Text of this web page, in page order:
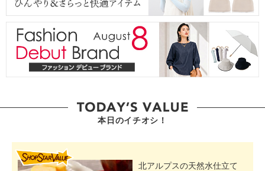
本日のイチオシ！
北アルプスの天然水仕立て